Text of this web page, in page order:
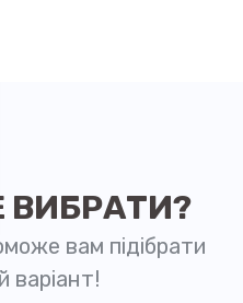
вам підібрати
варіант!